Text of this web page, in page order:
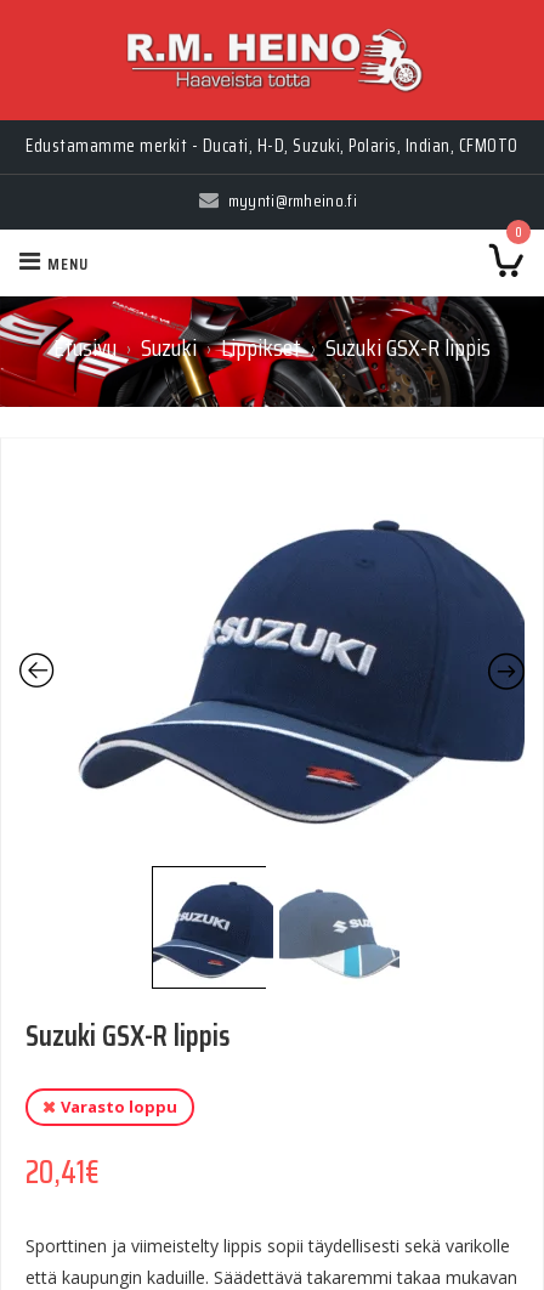
Edustamamme merkit - Ducati, H-D, Suzuki, Polaris, Indian, CFMOTO
myynti@rmheino.fi
0
MENU
Etusivu › Suzuki › Lippikset › Suzuki GSX-R lippis
Suzuki GSX-R lippis
Varasto loppu
20,41€
Sporttinen ja viimeistelty lippis sopii täydellisesti sekä varikolle
että kaupungin kaduille. Säädettävä takaremmi takaa mukavan